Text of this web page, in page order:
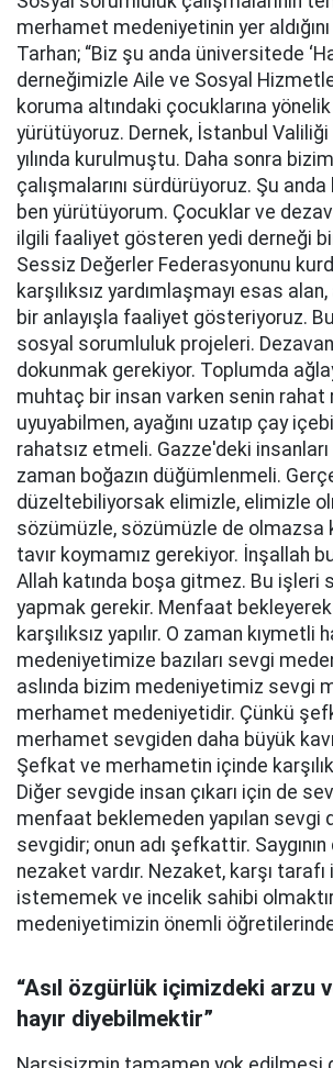
merhamet medeniyetinin yer
Tarhan; “Biz şu anda üniversitede
derneğimizle Aile ve Sosyal Hizmetler
koruma altındaki çocuklarına
yürütüyoruz. Dernek, İstanbul
yılında kurulmuştu. Daha sonra
çalışmalarını sürdürüyoruz. Şu anda
ben yürütüyorum. Çocuklar ve
ilgili faaliyet gösteren yedi derneği
Sessiz Değerler Federasyonunu
karşılıksız yardımlaşmayı esas
bir anlayışla faaliyet gösteriyoruz.
sosyal sorumluluk projeleri.
dokunmak gerekiyor. Toplumda
muhtaç bir insan varken senin rahat
uyuyabilmen, ayağını uzatıp çay
rahatsız etmeli. Gazze'deki
zaman boğazın düğümlenmeli.
düzeltebiliyorsak elimizle, elimizle
sözümüzle, sözümüzle de olmazsa
tavır koymamız gerekiyor. İnşallah
Allah katında boşa gitmez. Bu işleri
yapmak gerekir. Menfaat bekleyerek
karşılıksız yapılır. O zaman kıymetli
medeniyetimize bazıları sevgi
aslında bizim medeniyetimiz sevgi
merhamet medeniyetidir. Çünkü
merhamet sevgiden daha büyük
Şefkat ve merhametin içinde
Diğer sevgide insan çıkarı için de
menfaat beklemeden yapılan sevgi
sevgidir; onun adı şefkattir.
nezaket vardır. Nezaket, karşı
istememek ve incelik sahibi
medeniyetimizin önemli
“Asıl özgürlük içimizdeki arzu
hayır diyebilmektir”